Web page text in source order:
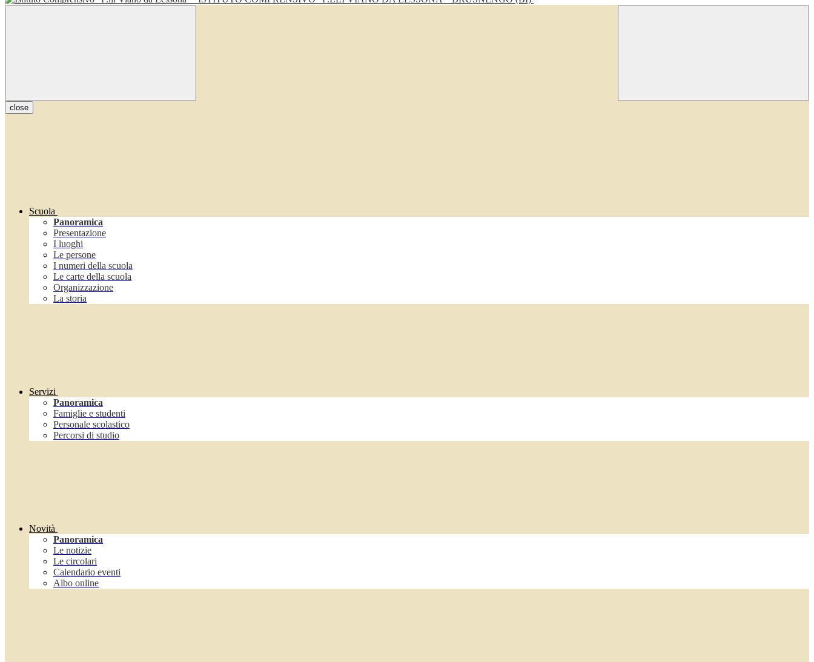
close
Scuola
Panoramica
Presentazione
I luoghi
Le persone
I numeri della scuola
Le carte della scuola
Organizzazione
La storia
Servizi
Panoramica
Famiglie e studenti
Personale scolastico
Percorsi di studio
Novità
Panoramica
Le notizie
Le circolari
Calendario eventi
Albo online